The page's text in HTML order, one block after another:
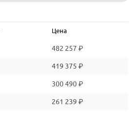
Цена
482 257 ₽
419 375 ₽
300 490 ₽
261 239 ₽